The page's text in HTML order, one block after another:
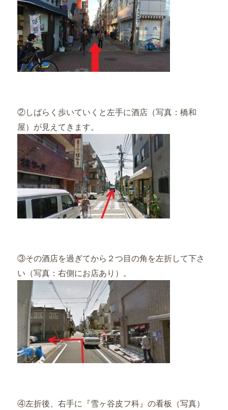
②しばらく歩いていくと左手に酒店（写真：橋和
屋）が見えてきます。
③その酒店を過ぎてから２つ目の角を左折して下さ
い（写真：右側にお店あり）。
④左折後、右手に『雪ヶ谷皮フ科』の看板（写真）